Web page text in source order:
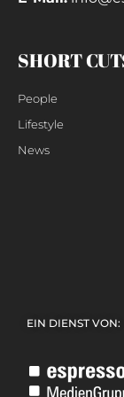
SHORT
People
Lifestyle
News
EIN DIENST VON: